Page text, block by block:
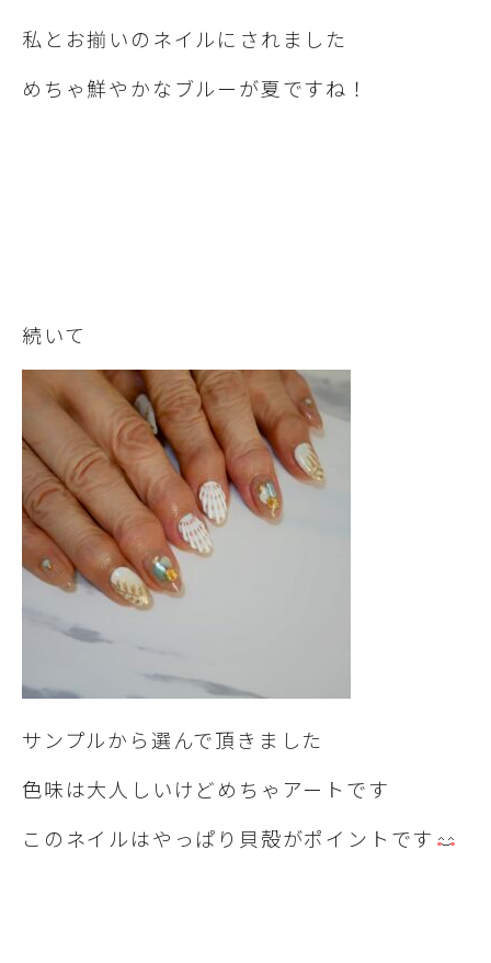
私とお揃いのネイルにされました
めちゃ鮮やかなブルーが夏ですね！
続いて
サンプルから選んで頂きました
色味は大人しいけどめちゃアートです
このネイルはやっぱり貝殻がポイントです